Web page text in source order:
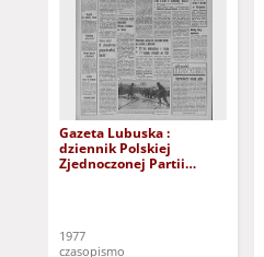
Gazeta Lubuska :
dziennik Polskiej
Zjednoczonej Partii
1977
czasopismo